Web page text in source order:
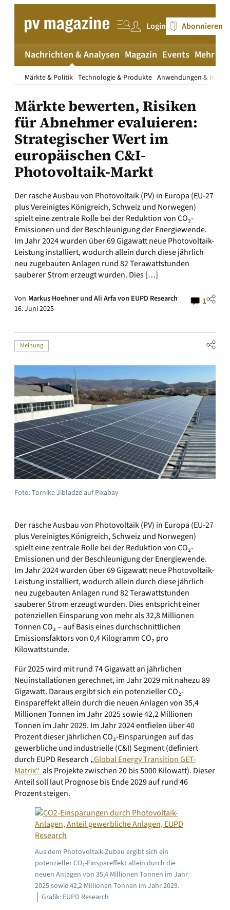
springen
Login Abonnieren
Nachrichten & Analysen
Märkte & Politik Technologie & Produkte Anwendungen &
Magazin Events Mehr
Märkte bewerten, Risiken
für Abnehmer evaluieren:
Strategischer Wert im
europäischen C&I-
Photovoltaik-Markt
Der rasche Ausbau von Photovoltaik (PV) in Europa (EU-27
plus Vereinigtes Königreich, Schweiz und Norwegen)
spielt eine zentrale Rolle bei der Reduktion von CO₂-
Emissionen und der Beschleunigung der Energiewende.
Im Jahr 2024 wurden über 69 Gigawatt neue Photovoltaik-
Leistung installiert, wodurch allein durch diese jährlich
neu zugebauten Anlagen rund 82 Terawattstunden
sauberer Strom erzeugt wurden. Dies […]
Von Markus Hoehner und Ali Arfa von EUPD Research
16. Juni 2025
1
Meinung
Foto: Tornike Jibladze auf Pixabay
Der rasche Ausbau von Photovoltaik (PV) in Europa (EU-27
plus Vereinigtes Königreich, Schweiz und Norwegen)
spielt eine zentrale Rolle bei der Reduktion von CO₂-
Emissionen und der Beschleunigung der Energiewende.
Im Jahr 2024 wurden über 69 Gigawatt neue Photovoltaik-
Leistung installiert, wodurch allein durch diese jährlich
neu zugebauten Anlagen rund 82 Terawattstunden
sauberer Strom erzeugt wurden. Dies entspricht einer
potenziellen Einsparung von mehr als 32,8 Millionen
Tonnen CO₂ – auf Basis eines durchschnittlichen
Emissionsfaktors von 0,4 Kilogramm CO₂ pro
Kilowattstunde.
Für 2025 wird mit rund 74 Gigawatt an jährlichen
Neuinstallationen gerechnet, im Jahr 2029 mit nahezu 89
Gigawatt. Daraus ergibt sich ein potenzieller CO₂-
Einspareffekt allein durch die neuen Anlagen von 35,4
Millionen Tonnen im Jahr 2025 sowie 42,2 Millionen
Tonnen im Jahr 2029. Im Jahr 2024 entfielen über 40
Prozent dieser jährlichen CO₂-Einsparungen auf das
gewerbliche und industrielle (C&I) Segment (definiert
durch EUPD Research „Global Energy Transition GET-
Matrix“ als Projekte zwischen 20 bis 5000 Kilowatt). Dieser
Anteil soll laut Prognose bis Ende 2029 auf rund 46
Prozent steigen.
Aus dem Photovoltaik-Zubau ergibt sich ein
potenzieller CO₂-Einspareffekt allein durch die
neuen Anlagen von 35,4 Millionen Tonnen im Jahr
2025 sowie 42,2 Millionen Tonnen im Jahr 2029.
Grafik: EUPD Research